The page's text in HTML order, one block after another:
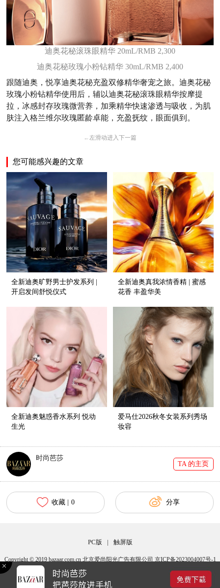
迪奥花秘滚珠眼精华 20mL/RMB 2,300
迪奥花秘玫瑰小粉钻精华 30mL/RMB 2,400
跟随迪奥，悦享迪奥花秘充盈双修精华奢宠之旅。迪奥花秘
玫瑰小粉钻精华使用后，辅以迪奥花秘滚珠眼精华按摩提
拉，冰感封存玫瑰微营养，加乘精华快速渗透与吸收，为肌
肤注入格兰维尔玫瑰匿龄卓能，充盈抚纹，眼面俱到。
←左滑动进入下一篇
您可能感兴趣的文章
全新迪奥旷野男士护发系列 |
开启发间舒悦仪式
全新迪奥真我浓情香精 | 蜜感
花香 丰盈华美
全新迪奥魅惑香水系列 悦动
生光
爱马仕2026秋冬女装系列秀场
妆容
时尚芭莎
TA 的主页
收藏 | 0 分享
PC版 | 触屏版
Copyright © 2019 bazaar.com.cn 北京爱尚阳光广告有限公司 京ICP备2023004007号-1
京公网安备 11010502040483号